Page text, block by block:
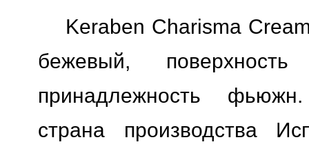
Keraben Charisma
бежевый,
принадлежность
страна производства